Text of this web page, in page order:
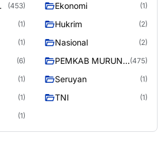
(453) Ekonomi (1)
(1) Hukrim (2)
(1) Nasional (2)
(6)
PEMKAB MURUNG (475)
(1) Seruyan (1)
(1) TNI (1)
(1)